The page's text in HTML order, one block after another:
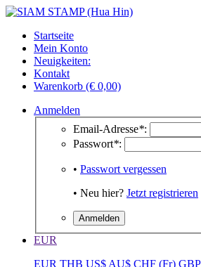
Startseite
Mein Konto
Neuigkeiten:
Kontakt
Warenkorb (€ 0,00)
Anmelden
Email-Adresse*:
Passwort*:
• Passwort vergessen
• Neu hier? Jetzt registrieren
EUR
EUR THB US$ AU$ CHF (Fr) GBP